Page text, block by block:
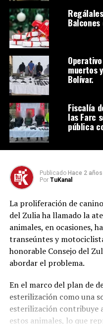
muertos
Bolívar.
Fiscalía
las Farc
pública
Publicado Hace 2 años
Por TuKanal
La proliferación de
del Zulia ha llamado la
animales, en ocasiones,
transeúntes y
honorable Consejo del
abordar el problema.
En el marco del plan de
esterilización como una
esterilización contribuye
estos animales, lo que